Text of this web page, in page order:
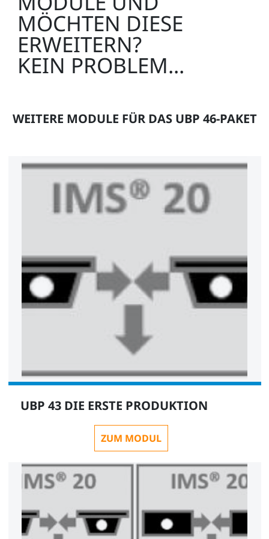
MÖCHTEN DIESE
ERWEITERN?
KEIN PROBLEM...
WEITERE MODULE FÜR DAS UBP 46-PAKET
UBP 43 DIE ERSTE PRODUKTION
ZUM MODUL